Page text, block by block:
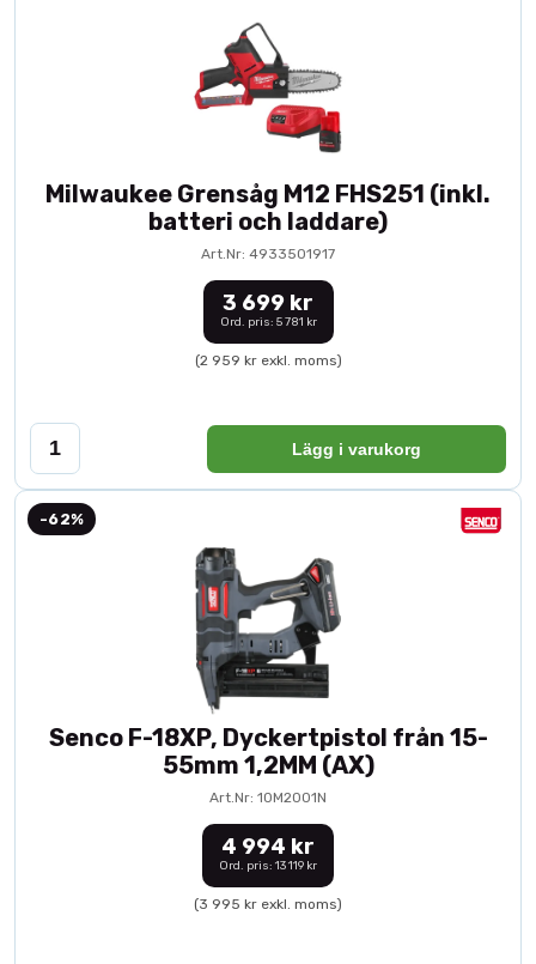
Milwaukee Grensåg M12 FHS251 (inkl.
batteri och laddare)
Art.Nr: 4933501917
3 699 kr
Ord. pris: 5 781 kr
(2 959 kr exkl. moms)
Lägg i varukorg
-62%
Senco F-18XP, Dyckertpistol från 15-
55mm 1,2MM (AX)
Art.Nr: 10M2001N
4 994 kr
Ord. pris: 13 119 kr
(3 995 kr exkl. moms)